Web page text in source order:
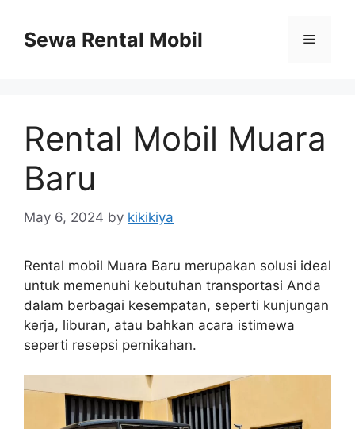
contentSewa Rental Mobil Menu
Rental Mobil Muara
Baru
May 6, 2024 by kikikiya
Rental mobil Muara Baru merupakan solusi ideal
untuk memenuhi kebutuhan transportasi Anda
dalam berbagai kesempatan, seperti kunjungan
kerja, liburan, atau bahkan acara istimewa
seperti resepsi pernikahan.